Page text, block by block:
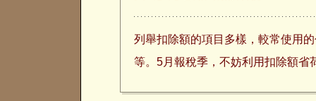
列舉扣除額的項目多樣，較常使用
等。5月報稅季，不妨利用扣除額省